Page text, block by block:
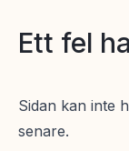
Ett fel
Sidan kan inte
senare.